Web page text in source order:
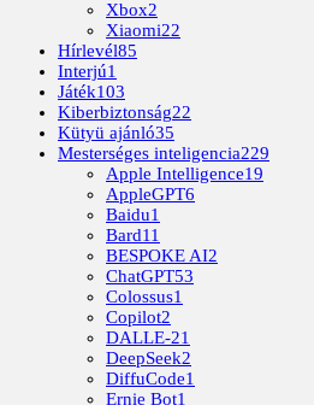
Xbox2
Xiaomi22
Hírlevél85
Interjú1
Játék103
Kiberbiztonság22
Kütyü ajánló35
Mesterséges inteligencia229
Apple Intelligence19
AppleGPT6
Baidu1
Bard11
BESPOKE AI2
ChatGPT53
Colossus1
Copilot2
DALLE-21
DeepSeek2
DiffuCode1
Ernie Bot1